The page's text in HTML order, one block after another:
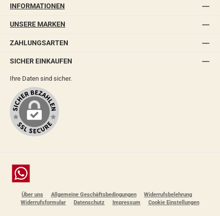
INFORMATIONEN
UNSERE MARKEN
ZAHLUNGSARTEN
SICHER EINKAUFEN
Ihre Daten sind sicher.
Chat
Über uns Allgemeine Geschäftsbedingungen
Widerrufsbelehrung
Widerrufsformular
Datenschutz Impressum Cookie Einstellungen